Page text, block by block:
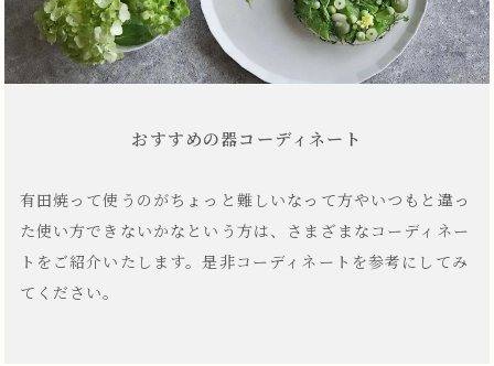
おすすめの器コーディネート
有田焼って使うのがちょっと難しいなって方やいつもと違っ
た使い方できないかなという方は、さまざまなコーディネー
トをご紹介いたします。是非コーディネートを参考にしてみ
てください。